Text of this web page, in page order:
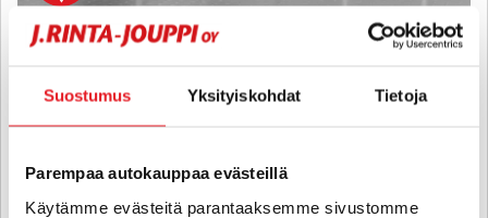
Suostumus Yksityiskohdat Tietoja
Parempaa autokauppaa evästeillä
Käytämme evästeitä parantaaksemme sivustomme
Mitsubishi Space Star
korotonta ja kulutonta maksuaikaa! - Todella siisti, vakkari,
ilmastointi,